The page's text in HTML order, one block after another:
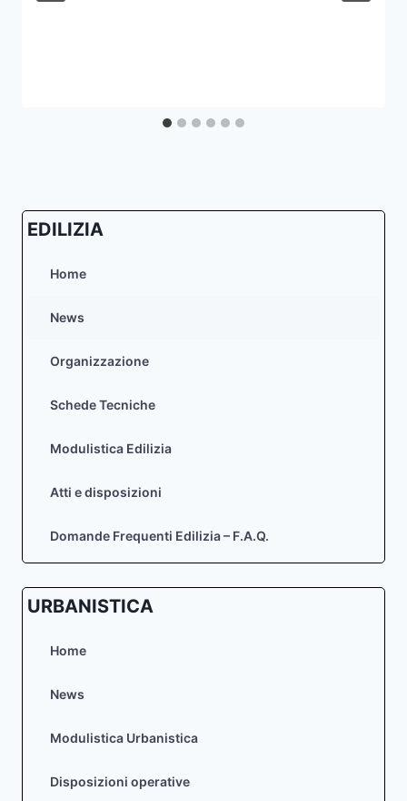
EDILIZIA
Home
News
Organizzazione
Schede Tecniche
Modulistica Edilizia
Atti e disposizioni
Domande Frequenti Edilizia – F.A.Q.
URBANISTICA
Home
News
Modulistica Urbanistica
Disposizioni operative